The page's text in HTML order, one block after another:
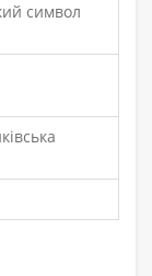
символ